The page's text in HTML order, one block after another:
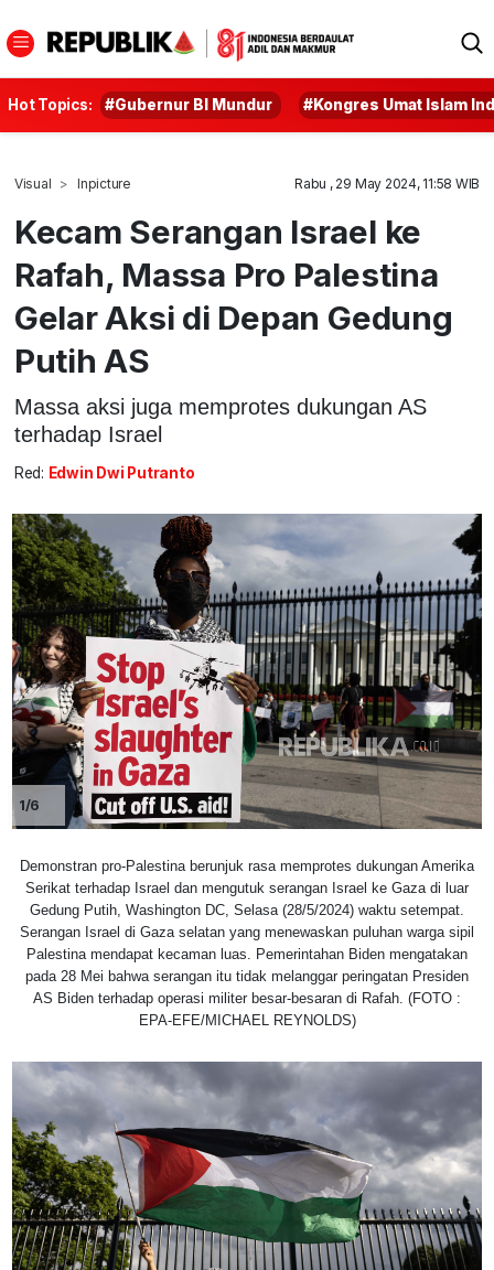
Hot Topics: #Gubernur BI Mundur #Kongres Umat Islam
Visual Inpicture Rabu , 29 May 2024, 11:58 WIB
Kecam Serangan Israel ke
Rafah, Massa Pro Palestina
Gelar Aksi di Depan Gedung
Putih AS
Massa aksi juga memprotes dukungan AS
terhadap Israel
Red: Edwin Dwi Putranto
1/6
Demonstran pro-Palestina berunjuk rasa memprotes dukungan Amerika
Serikat terhadap Israel dan mengutuk serangan Israel ke Gaza di luar
Gedung Putih, Washington DC, Selasa (28/5/2024) waktu setempat.
Serangan Israel di Gaza selatan yang menewaskan puluhan warga sipil
Palestina mendapat kecaman luas. Pemerintahan Biden mengatakan
pada 28 Mei bahwa serangan itu tidak melanggar peringatan Presiden
AS Biden terhadap operasi militer besar-besaran di Rafah. (FOTO :
EPA-EFE/MICHAEL REYNOLDS)